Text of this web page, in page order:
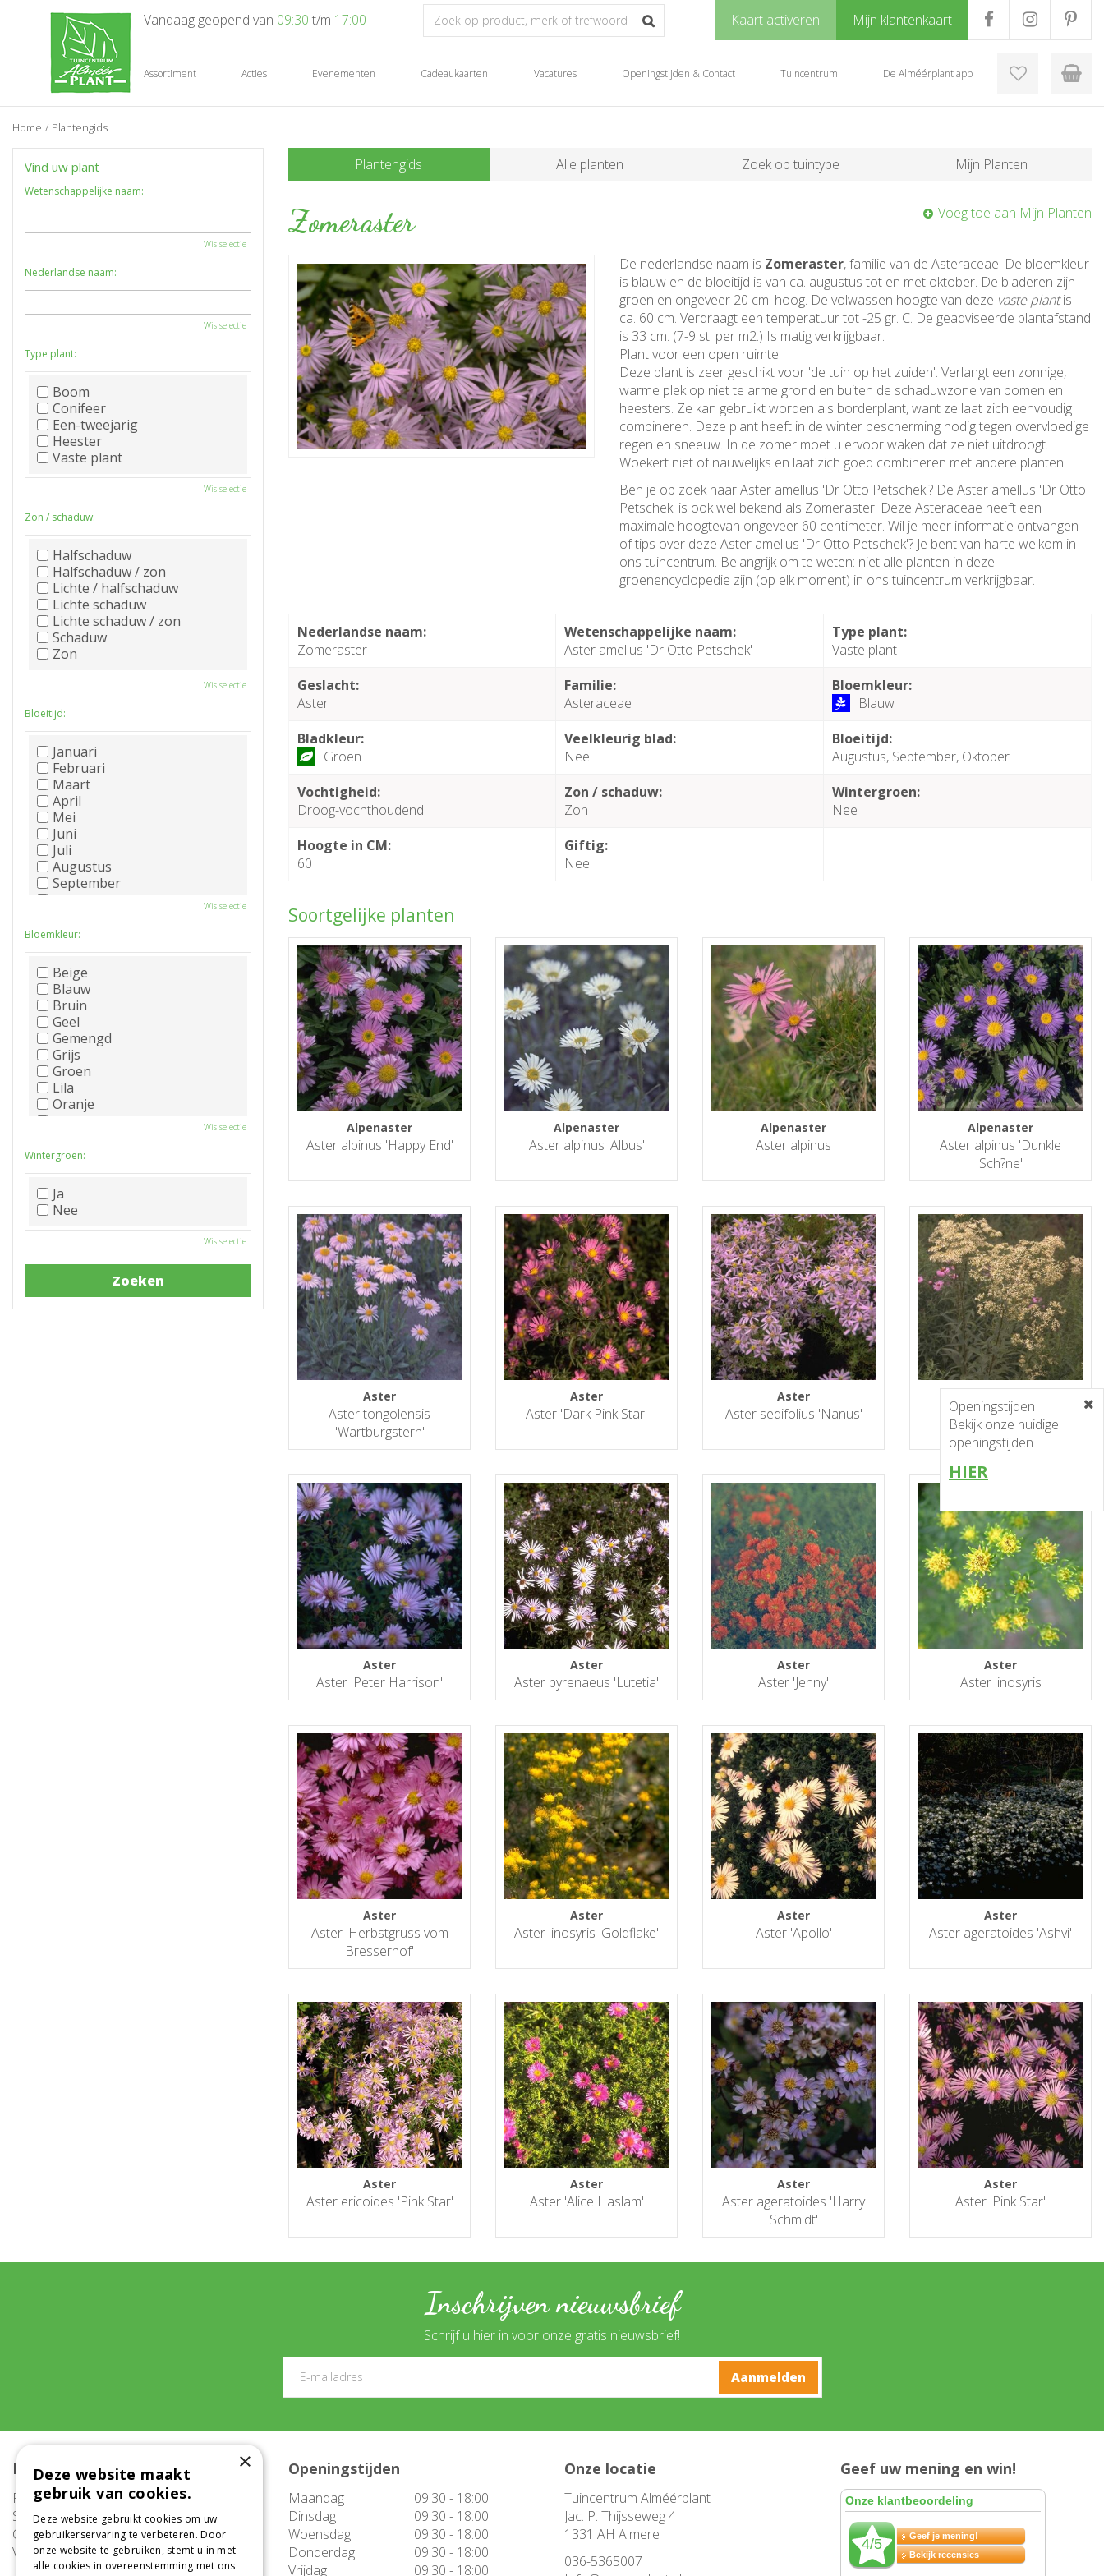
Home Plantengids
Kaart activeren Mijn klantenkaart
Vandaag geopend van 09:30 t/m 17:00
Assortiment Acties Evenementen Cadeaukaarten Vacatures Openingstijden & Contact Tuincentrum De Alméérplant app
Plantengids Alle planten Zoek op tuintype Mijn Planten
Zomeraster Voeg toe aan Mijn Planten
De nederlandse naam is Zomeraster, familie van de Asteraceae. De bloemkleur
is blauw en de bloeitijd is van ca. augustus tot en met oktober. De bladeren zijn
groen en ongeveer 20 cm. hoog. De volwassen hoogte van deze vaste plantis
ca. 60 cm. Verdraagt een temperatuur tot -25 gr. C. De geadviseerde plantafstand
is 33 cm. (7-9 st. per m2.) Is matig verkrijgbaar.
Plant voor een open ruimte.
Deze plant is zeer geschikt voor 'de tuin op het zuiden'. Verlangt een zonnige,
warme plek op niet te arme grond en buiten de schaduwzone van bomen en
heesters. Ze kan gebruikt worden als borderplant, want ze laat zich eenvoudig
combineren. Deze plant heeft in de winter bescherming nodig tegen overvloedige
regen en sneeuw. In de zomer moet u ervoor waken dat ze niet uitdroogt.
Woekert niet of nauwelijks en laat zich goed combineren met andere planten.
Ben je op zoek naar Aster amellus 'Dr Otto Petschek'? De Aster amellus 'Dr Otto
Petschek' is ook wel bekend als Zomeraster. Deze Asteraceae heeft een
maximale hoogtevan ongeveer 60 centimeter. Wil je meer informatie ontvangen
of tips over deze Aster amellus 'Dr Otto Petschek'? Je bent van harte welkom in
ons tuincentrum. Belangrijk om te weten: niet alle planten in deze
groenencyclopedie zijn (op elk moment) in ons tuincentrum verkrijgbaar.
Nederlandse naam:
Zomeraster
Wetenschappelijke naam:
Aster amellus 'Dr Otto Petschek'
Type plant:
Vaste plant
Geslacht:
Aster
Familie:
Asteraceae
Bloemkleur:
Blauw
Bladkleur:
Groen
Veelkleurig blad:
Nee
Bloeitijd:
Augustus, September, Oktober
Vochtigheid:
Droog-vochthoudend
Zon / schaduw:
Zon
Wintergroen:
Nee
Hoogte in CM:
60
Giftig:
Nee
Soortgelijke planten
Alpenaster
Aster alpinus 'Happy End'
Alpenaster
Aster alpinus 'Albus'
Alpenaster
Aster alpinus
Alpenaster
Aster alpinus 'Dunkle
Sch?ne'
Aster
Aster tongolensis
'Wartburgstern'
Aster
Aster 'Dark Pink Star'
Aster
Aster sedifolius 'Nanus' Aster umbellatus
Aster
Aster 'Peter Harrison'
Aster
Aster pyrenaeus 'Lutetia'
Aster
Aster 'Jenny'
Aster
Aster linosyris
Aster
Aster 'Herbstgruss vom
Bresserhof'
Aster
Aster linosyris 'Goldflake'
Aster
Aster 'Apollo'
Aster
Aster ageratoides 'Ashvi'
Aster
Aster ericoides 'Pink Star'
Aster
Aster 'Alice Haslam'
Aster
Aster ageratoides 'Harry
Schmidt'
Aster
Aster 'Pink Star'
Vind uw plant
Wetenschappelijke naam:
Wis selectie
Nederlandse naam:
Wis selectie
Type plant:
Boom
Conifeer
Een-tweejarig
Heester
Vaste plant
Wis selectie
Zon / schaduw:
Halfschaduw
Halfschaduw / zon
Lichte / halfschaduw
Lichte schaduw
Lichte schaduw / zon
Schaduw
Zon
Wis selectie
Bloeitijd:
Januari
Februari
Maart
April
Mei
Juni
Juli
Augustus
September
Oktober
December
Wis selectie
Bloemkleur:
Beige
Blauw
Bruin
Geel
Gemengd
Grijs
Groen
Lila
Oranje
Paars
Roze
Wit
Zwart
Wis selectie
Wintergroen:
Ja
Nee
Wis selectie
Inschrijven nieuwsbrief
Schrijf u hier in voor onze gratis nieuwsbrief!
Meer informatie
FAQ
Service
Contact
Vacatures
Openingstijden
Maandag
09:30 - 18:00
Dinsdag
09:30 - 18:00
Woensdag
09:30 - 18:00
Donderdag
09:30 - 18:00
Vrijdag
09:30 - 18:00
Onze locatie
Tuincentrum Alméérplant
Jac. P. Thijsseweg 4
1331 AH Almere
036-5365007
Geef uw mening en win!
Openingstijden
Bekijk onze huidige
openingstijden
HIER
×
Deze website maakt
gebruik van cookies.
Deze website gebruikt cookies om uw
gebruikerservaring te verbeteren. Door
onze website te gebruiken, stemt u in met
alle cookies in overeenstemming met ons